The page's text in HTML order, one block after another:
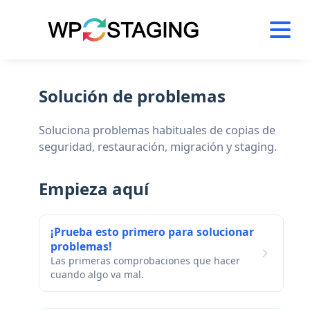
Solución de problemas
Soluciona problemas habituales de copias de
seguridad, restauración, migración y staging.
Empieza aquí
¡Prueba esto primero para solucionar
problemas!
Las primeras comprobaciones que hacer
cuando algo va mal.